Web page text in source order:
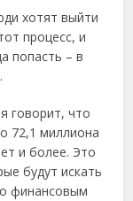
хотят выйти
процесс, и
попасть – в
говорит, что
72,1 миллиона
и более. Это
будут искать
финансовым